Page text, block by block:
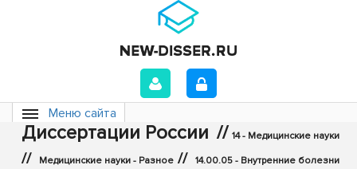
Меню сайта
Диссертации России // 14 - Медицинские науки
// Медицинские науки - Разное // 14.00.05 - Внутренние болезни